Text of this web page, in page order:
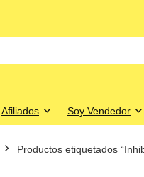
Afiliados Soy Vendedor
Productos etiquetados